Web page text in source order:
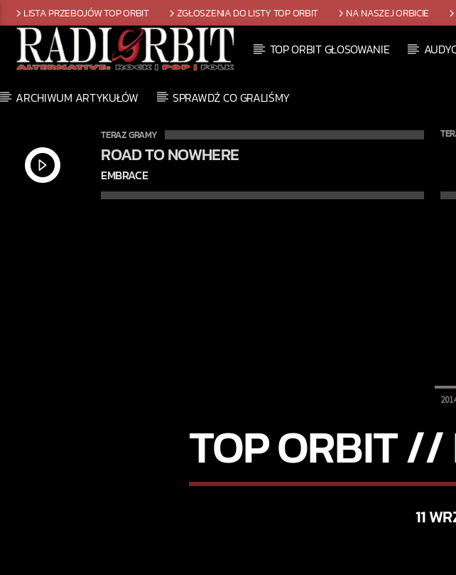
LISTA PRZEBOJÓW TOP ORBIT ZGŁOSZENIA DO LISTY TOP ORBIT NA NASZEJ ORBICIE
TOP ORBIT GŁOSOWANIE
ARCHIWUM ARTYKUŁÓW SPRAWDŹ CO GRALIŚMY
TERAZ GRAMY
ROAD TO NOWHERE
EMBRACE
TOP ORBIT //
11